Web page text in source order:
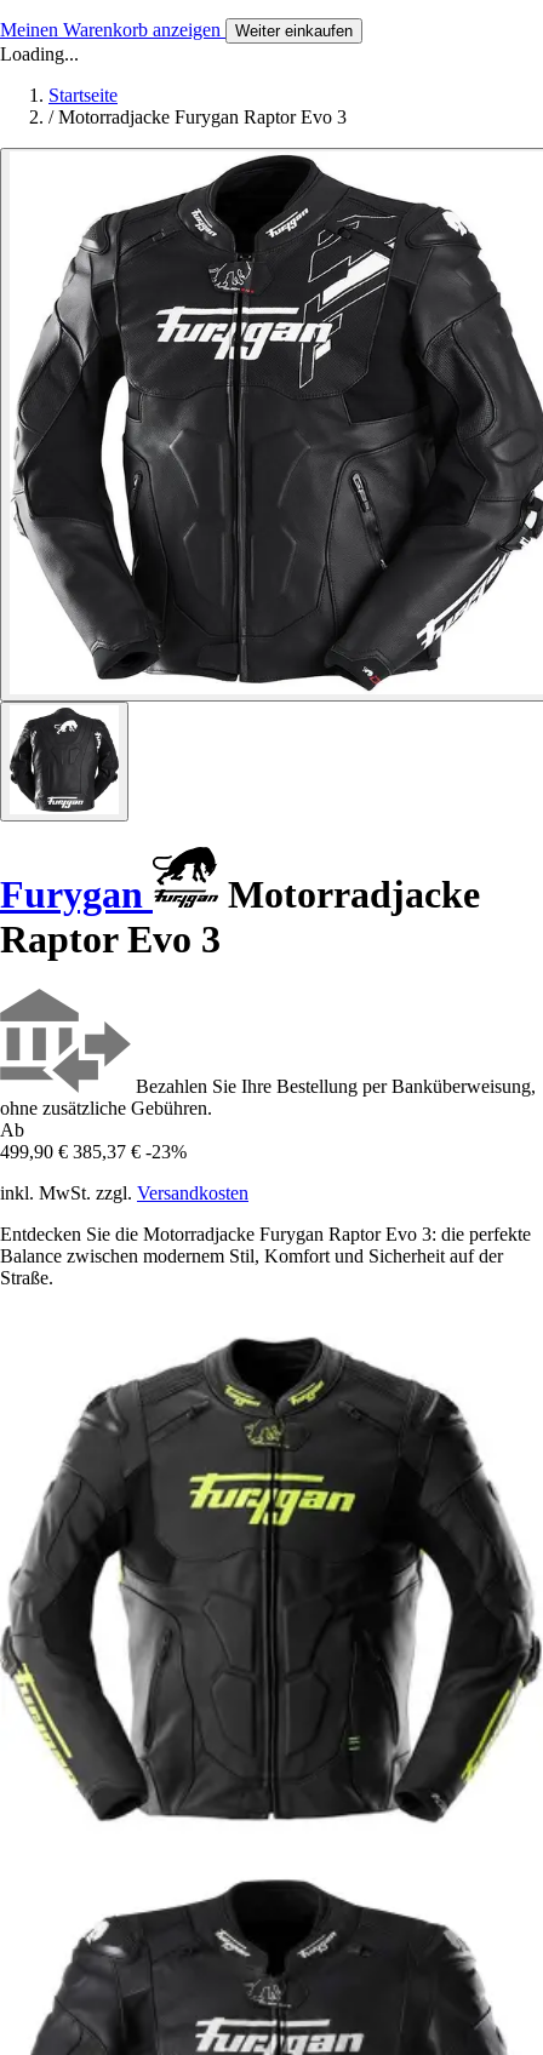
Meinen Warenkorb anzeigen Weiter einkaufen
Loading...
Startseite
/ Motorradjacke Furygan Raptor Evo 3
Furygan
Motorradjacke
Raptor Evo 3
Bezahlen Sie Ihre Bestellung per Banküberweisung,
ohne zusätzliche Gebühren.
Ab
499,90 € 385,37 € -23%
inkl. MwSt. zzgl. Versandkosten
Entdecken Sie die Motorradjacke Furygan Raptor Evo 3: die perfekte
Balance zwischen modernem Stil, Komfort und Sicherheit auf der
Straße.